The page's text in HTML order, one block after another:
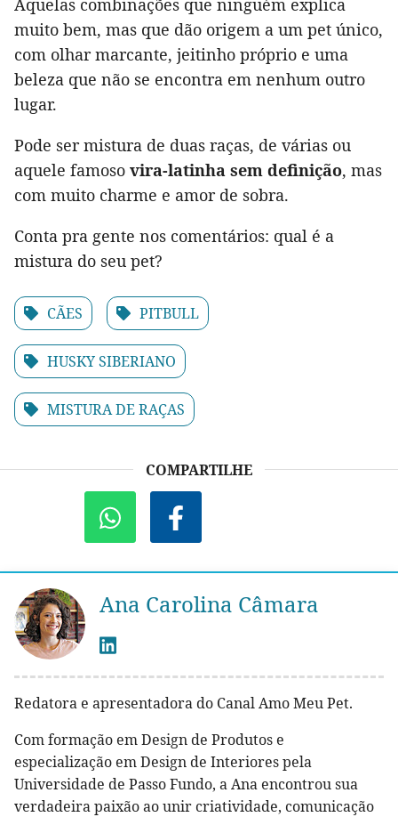
muito bem, mas que dão origem a um pet único,
com olhar marcante, jeitinho próprio e uma
beleza que não se encontra em nenhum outro
lugar.
Pode ser mistura de duas raças, de várias ou
aquele famoso vira-latinha sem definição, mas
com muito charme e amor de sobra.
Conta pra gente nos comentários: qual é a
mistura do seu pet?
CÃES PITBULL
HUSKY SIBERIANO
MISTURA DE RAÇAS
COMPARTILHE
Ana Carolina Câmara
Redatora e apresentadora do Canal Amo Meu Pet.
Com formação em Design de Produtos e
especialização em Design de Interiores pela
Universidade de Passo Fundo, a Ana encontrou sua
verdadeira paixão ao unir criatividade, comunicação